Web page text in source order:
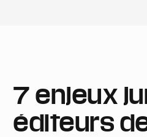
7 enjeux
éditeurs